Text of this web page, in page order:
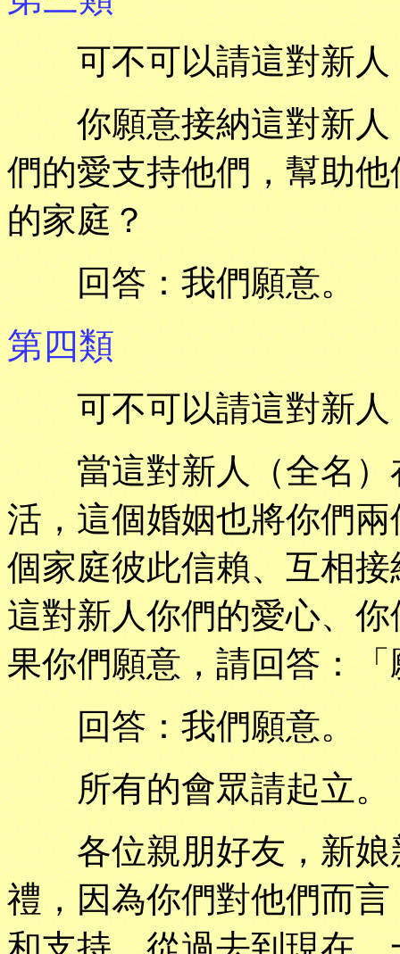
可不可以請這對新人
你願意接納這對新人
們的愛支持他們，幫助
的家庭？
回答：我們願意。
第四類
可不可以請這對新人
當這對新人（全名）
活，這個婚姻也將你們
個家庭彼此信賴、互相
這對新人你們的愛心、
果你們願意，請回答：
回答：我們願意。
所有的會眾請起立。
各位親朋好友，新娘
禮，因為你們對他們而